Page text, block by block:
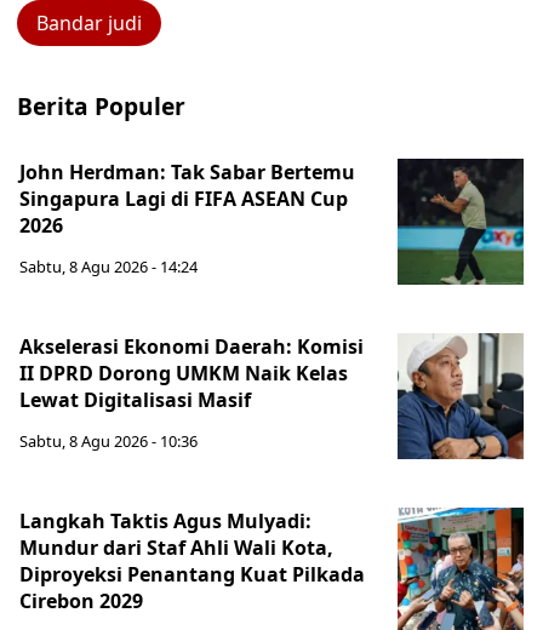
Bandar judi
Berita Populer
John Herdman: Tak Sabar Bertemu
Singapura Lagi di FIFA ASEAN Cup
2026
Sabtu, 8 Agu 2026 - 14:24
Akselerasi Ekonomi Daerah: Komisi
II DPRD Dorong UMKM Naik Kelas
Lewat Digitalisasi Masif
Sabtu, 8 Agu 2026 - 10:36
Langkah Taktis Agus Mulyadi:
Mundur dari Staf Ahli Wali Kota,
Diproyeksi Penantang Kuat Pilkada
Cirebon 2029